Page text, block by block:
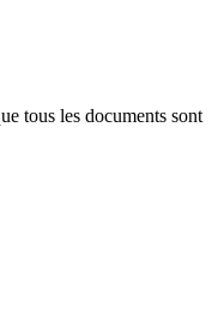
tous les documents sont